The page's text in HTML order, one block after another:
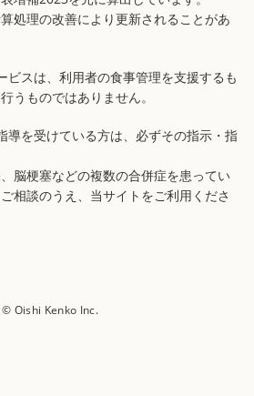
処理の改善により更新されることがあ
ビスは、利用者の食事管理を支援するも
うものではありません。
導を受けている方は、必ずその指示・指
脳梗塞などの複数の合併症を患ってい
相談のうえ、当サイトをご利用くださ
© Oishi Kenko Inc.